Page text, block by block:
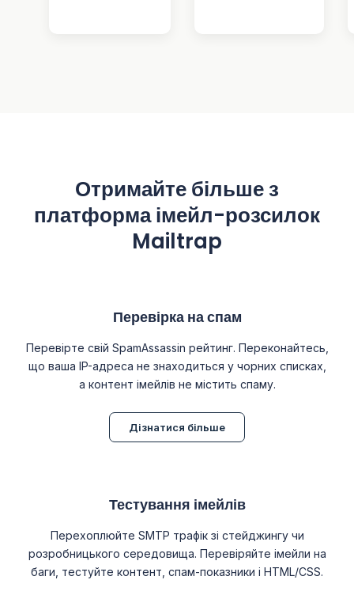
Отримайте більше з
платформа імейл-розсилок
Mailtrap
Перевірка на спам
Перевірте свій SpamAssassin рейтинг. Переконайтесь,
що ваша IP-адреса не знаходиться у чорних списках,
а контент імейлів не містить спаму.
Дізнатися більше
Тестування імейлів
Перехоплюйте SMTP трафік зі стейджингу чи
розробницького середовища. Перевіряйте імейли на
баги, тестуйте контент, спам-показники і HTML/CSS.